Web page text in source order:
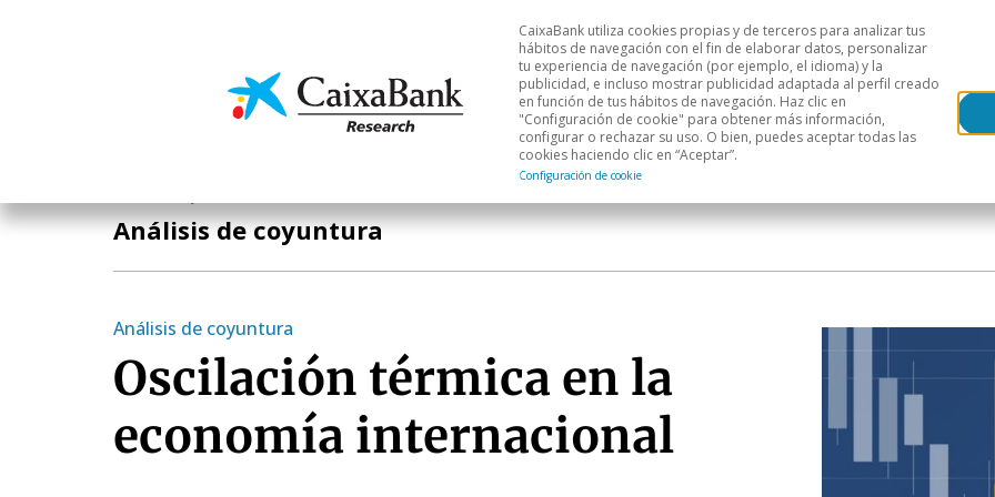
Economía y mercados Análisis sectorial Áreas geográficas
CaixaBank utiliza cookies propias y de terceros para analizar tus
hábitos de navegación con el fin de elaborar datos, personalizar
tu experiencia de navegación (por ejemplo, el idioma) y la
publicidad, e incluso mostrar publicidad adaptada al perfil creado
en función de tus hábitos de navegación. Haz clic en
"Configuración de cookie" para obtener más información,
configurar o rechazar su uso. O bien, puedes aceptar todas las
cookies haciendo clic en “Aceptar”.
Configuración de cookie
Análisis de coyuntura
Análisis de coyuntura
Oscilación térmica en la
economía internacional